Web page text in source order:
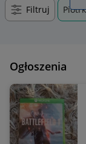
Filtruj
Ogłoszenia